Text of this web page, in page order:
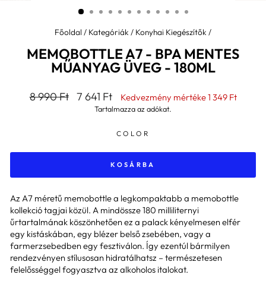
Főoldal / Kategóriák / Konyhai Kiegészítők /
MEMOBOTTLE A7 - BPA MENTES
MŰANYAG ÜVEG - 180ML
Általános
8 990 Ft
Kedvezményes
7 641 Ft Kedvezmény mértéke1 349 Ft
Tartalmazza az adókat.
COLOR
KOSÁRBA
Az A7 méretű memobottle a legkompaktabb a memobottle
kollekció tagjai közül. A mindössze 180 milliliternyi
űrtartalmának köszönhetően ez a palack kényelmesen elfér
egy kistáskában, egy blézer belső zsebében, vagy a
farmerzsebedben egy fesztiválon. Így ezentúl bármilyen
rendezvényen stílusosan hidratálhatsz – természetesen
felelősséggel fogyasztva az alkoholos italokat.